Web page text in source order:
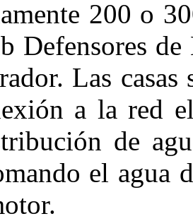
200 o
Defensores
Las
a la red
de
el agua